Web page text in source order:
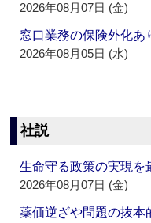
2026年08月07日 (金)
窓口業務の保険外化あ
2026年08月05日 (水)
社説
生命守る政策の実現を
2026年08月07日 (金)
薬価逆ざや問題の抜本